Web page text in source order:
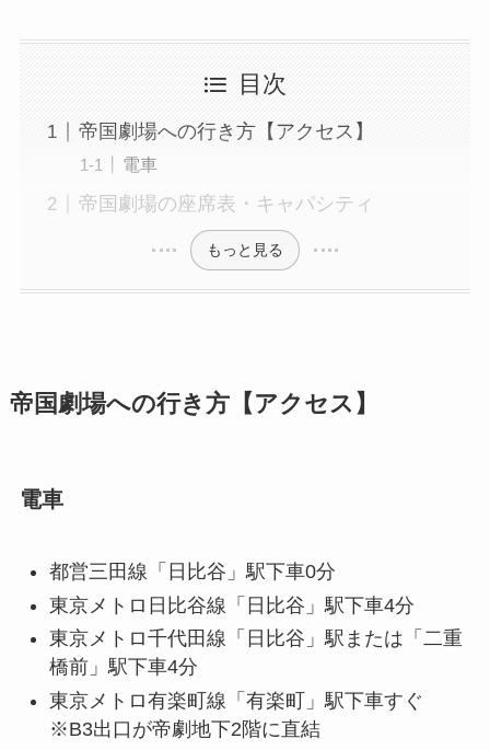
目次
帝国劇場への行き方【アクセス】
電車
帝国劇場の座席表・キャパシティ
もっと見る
帝国劇場への行き方【アクセス】
電車
都営三田線「日比谷」駅下車0分
東京メトロ日比谷線「日比谷」駅下車4分
東京メトロ千代田線「日比谷」駅または「二重
橋前」駅下車4分
東京メトロ有楽町線「有楽町」駅下車すぐ
※B3出口が帝劇地下2階に直結